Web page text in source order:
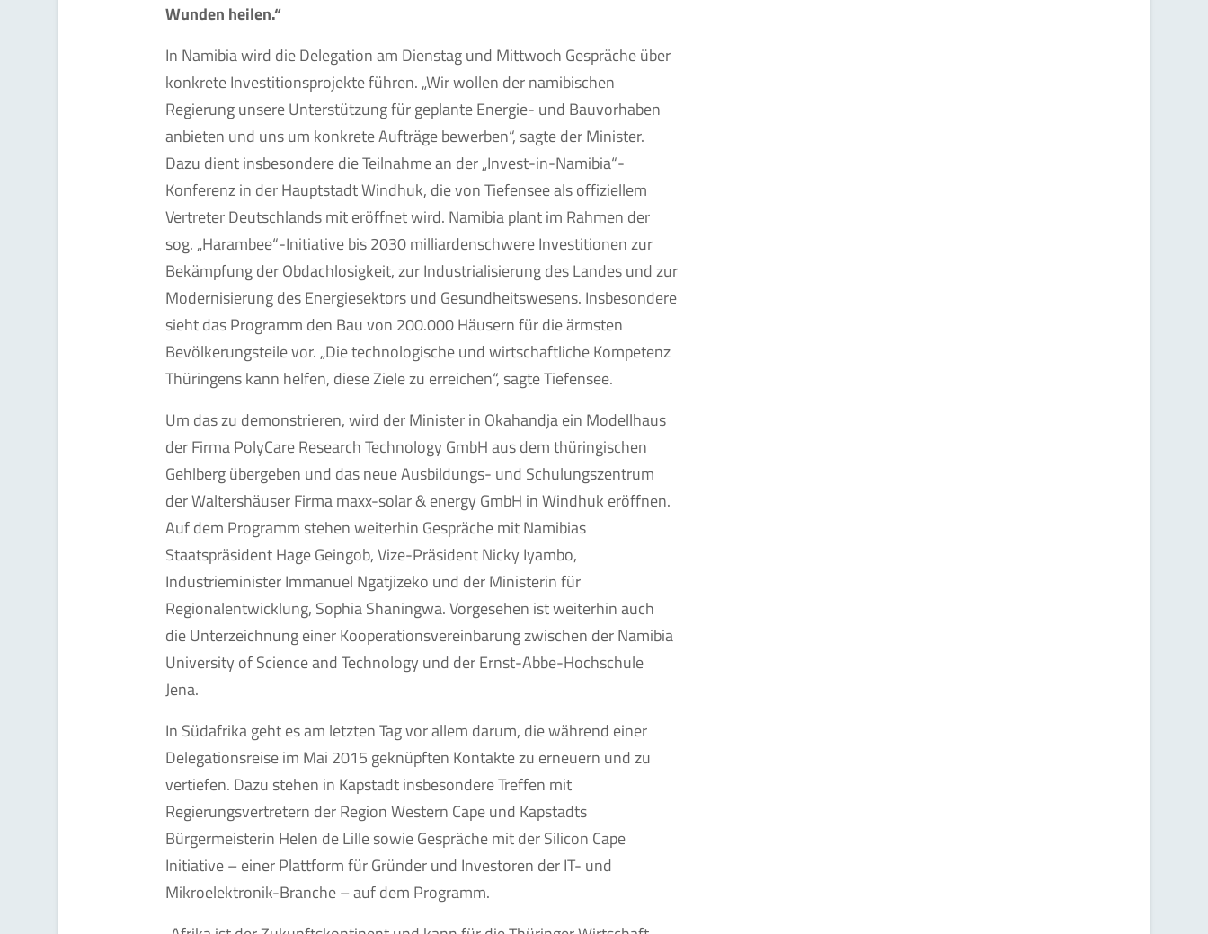
Wunden heilen.“
In Namibia wird die Delegation am Dienstag und Mittwoch Gespräche über
konkrete Investitionsprojekte führen. „Wir wollen der namibischen
Regierung unsere Unterstützung für geplante Energie- und Bauvorhaben
anbieten und uns um konkrete Aufträge bewerben“, sagte der Minister.
Dazu dient insbesondere die Teilnahme an der „Invest-in-Namibia“-
Konferenz in der Hauptstadt Windhuk, die von Tiefensee als offiziellem
Vertreter Deutschlands mit eröffnet wird. Namibia plant im Rahmen der
sog. „Harambee“-Initiative bis 2030 milliardenschwere Investitionen zur
Bekämpfung der Obdachlosigkeit, zur Industrialisierung des Landes und zur
Modernisierung des Energiesektors und Gesundheitswesens. Insbesondere
sieht das Programm den Bau von 200.000 Häusern für die ärmsten
Bevölkerungsteile vor. „Die technologische und wirtschaftliche Kompetenz
Thüringens kann helfen, diese Ziele zu erreichen“, sagte Tiefensee.
Um das zu demonstrieren, wird der Minister in Okahandja ein Modellhaus
der Firma PolyCare Research Technology GmbH aus dem thüringischen
Gehlberg übergeben und das neue Ausbildungs- und Schulungszentrum
der Waltershäuser Firma maxx-solar & energy GmbH in Windhuk eröffnen.
Auf dem Programm stehen weiterhin Gespräche mit Namibias
Staatspräsident Hage Geingob, Vize-Präsident Nicky Iyambo,
Industrieminister Immanuel Ngatjizeko und der Ministerin für
Regionalentwicklung, Sophia Shaningwa. Vorgesehen ist weiterhin auch
die Unterzeichnung einer Kooperationsvereinbarung zwischen der Namibia
University of Science and Technology und der Ernst-Abbe-Hochschule
Jena.
In Südafrika geht es am letzten Tag vor allem darum, die während einer
Delegationsreise im Mai 2015 geknüpften Kontakte zu erneuern und zu
vertiefen. Dazu stehen in Kapstadt insbesondere Treffen mit
Regierungsvertretern der Region Western Cape und Kapstadts
Bürgermeisterin Helen de Lille sowie Gespräche mit der Silicon Cape
Initiative – einer Plattform für Gründer und Investoren der IT- und
Mikroelektronik-Branche – auf dem Programm.